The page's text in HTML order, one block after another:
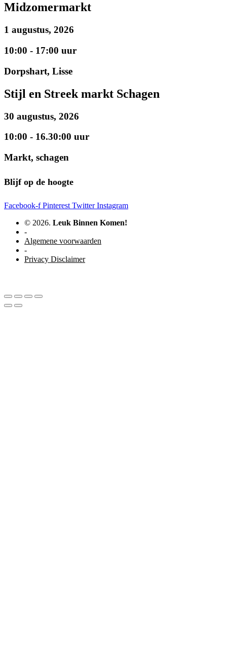
Midzomermarkt
1 augustus, 2026
10:00 - 17:00 uur
Dorpshart, Lisse
Stijl en Streek markt Schagen
30 augustus, 2026
10:00 - 16.30:00 uur
Markt, schagen
Blijf op de hoogte
Facebook-f Pinterest Twitter Instagram
© 2026. Leuk Binnen Komen!
-
Algemene voorwaarden
-
Privacy Disclaimer